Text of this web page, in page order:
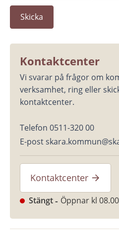
Kontaktcenter
Vi svarar på frågor om
verksamhet, ring eller
kontaktcenter.
Telefon 0511-320 00
E-post
Kontaktcenter
Stängt Öppnar kl 08.00